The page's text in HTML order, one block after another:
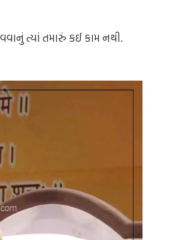
ત્યાં તમારું કઈ કામ નથી.